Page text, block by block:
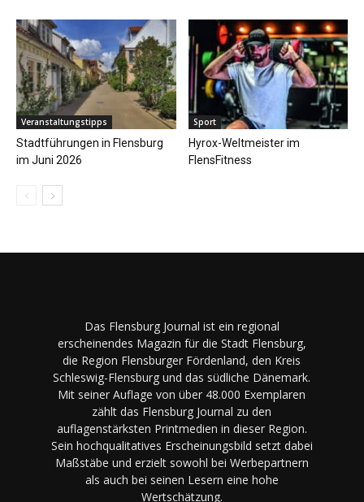
Veranstaltungstipps
Stadtführungen in Flensburg
im Juni 2026
Sport
Hyrox-Weltmeister im
FlensFitness
Das Flensburg Journal ist ein regional
erscheinendes Magazin für die Stadt Flensburg,
die Region Flensburger Fördenland, den Kreis
Schleswig-Flensburg und das südliche Dänemark.
Mit seiner Auflage von über 48.000 Exemplaren
zählt das Flensburg Journal zu den
auflagenstärksten Printmedien in dieser Region.
Sein hochqualitatives Erscheinungsbild setzt dabei
Maßstäbe und erzielt sowohl bei Werbepartnern
als auch bei seinen Lesern eine hohe
Wertschätzung.